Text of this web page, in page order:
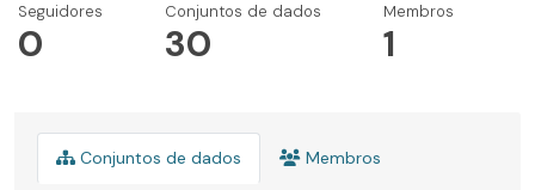
Seguidores
0
Conjuntos de dados
30
Membros
1
Conjuntos de dados Membros